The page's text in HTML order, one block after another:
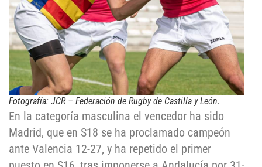
Fotografía: JCR – Federación de Rugby de Castilla y León.
En la categoría masculina el vencedor ha sido
Madrid, que en S18 se ha proclamado campeón
ante Valencia 12-27, y ha repetido el primer